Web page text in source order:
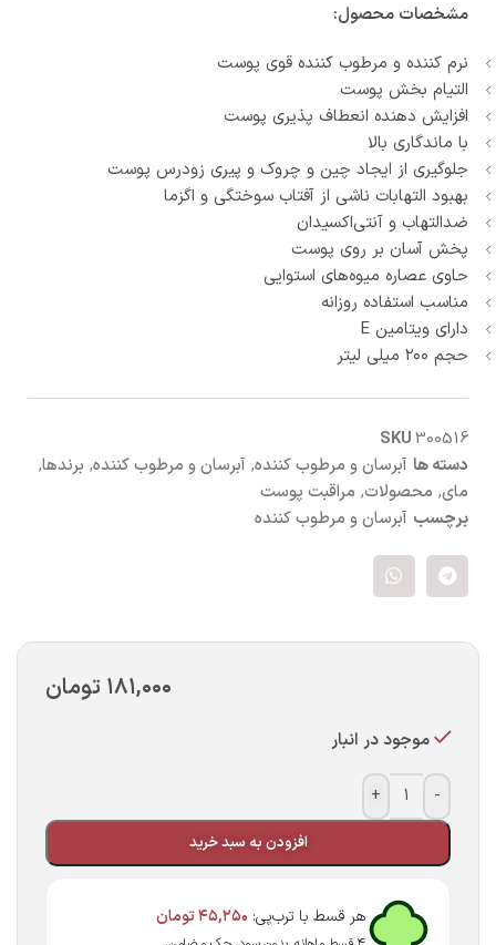
مشخصات محصول:
نرم کننده و مرطوب کننده قوی پوست
التیام بخش پوست
افزایش دهنده انعطاف پذیری پوست
با ماندگاری بالا
جلوگیری از ایجاد چین و چروک و پیری زودرس پوست
بهبود التهابات ناشی از آفتاب سوختگی و اگزما
ضدالتهاب و آنتی‌اکسیدان
پخش آسان بر روی پوست
حاوی عصاره میوه‌های استوایی
مناسب استفاده روزانه
دارای ویتامین E
حجم ۲۰۰ میلی لیتر
SKU300516
دسته ها آبرسان و مرطوب کننده, آبرسان و مرطوب کننده, برندها,
مای, محصولات, مراقبت پوست
برچسب آبرسان و مرطوب کننده
۱۸۱,۰۰۰ تومان
موجود در انبار
-
+
افزودن به سبد خرید
هر قسط با ترب‌پی: ۴۵,۲۵۰تومان